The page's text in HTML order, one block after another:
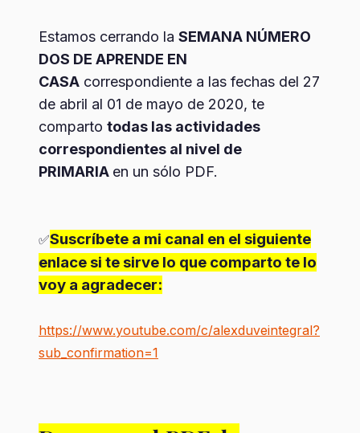
Estamos cerrando la SEMANA NÚMERO
DOS DE APRENDE EN
CASA correspondiente a las fechas del 27
de abril al 01 de mayo de 2020, te
comparto todas las actividades
correspondientes al nivel de
PRIMARIA en un sólo PDF.
✅Suscríbete a mi canal en el siguiente
enlace si te sirve lo que comparto te lo
voy a agradecer:
https://www.youtube.com/c/alexduveintegral?
sub_confirmation=1